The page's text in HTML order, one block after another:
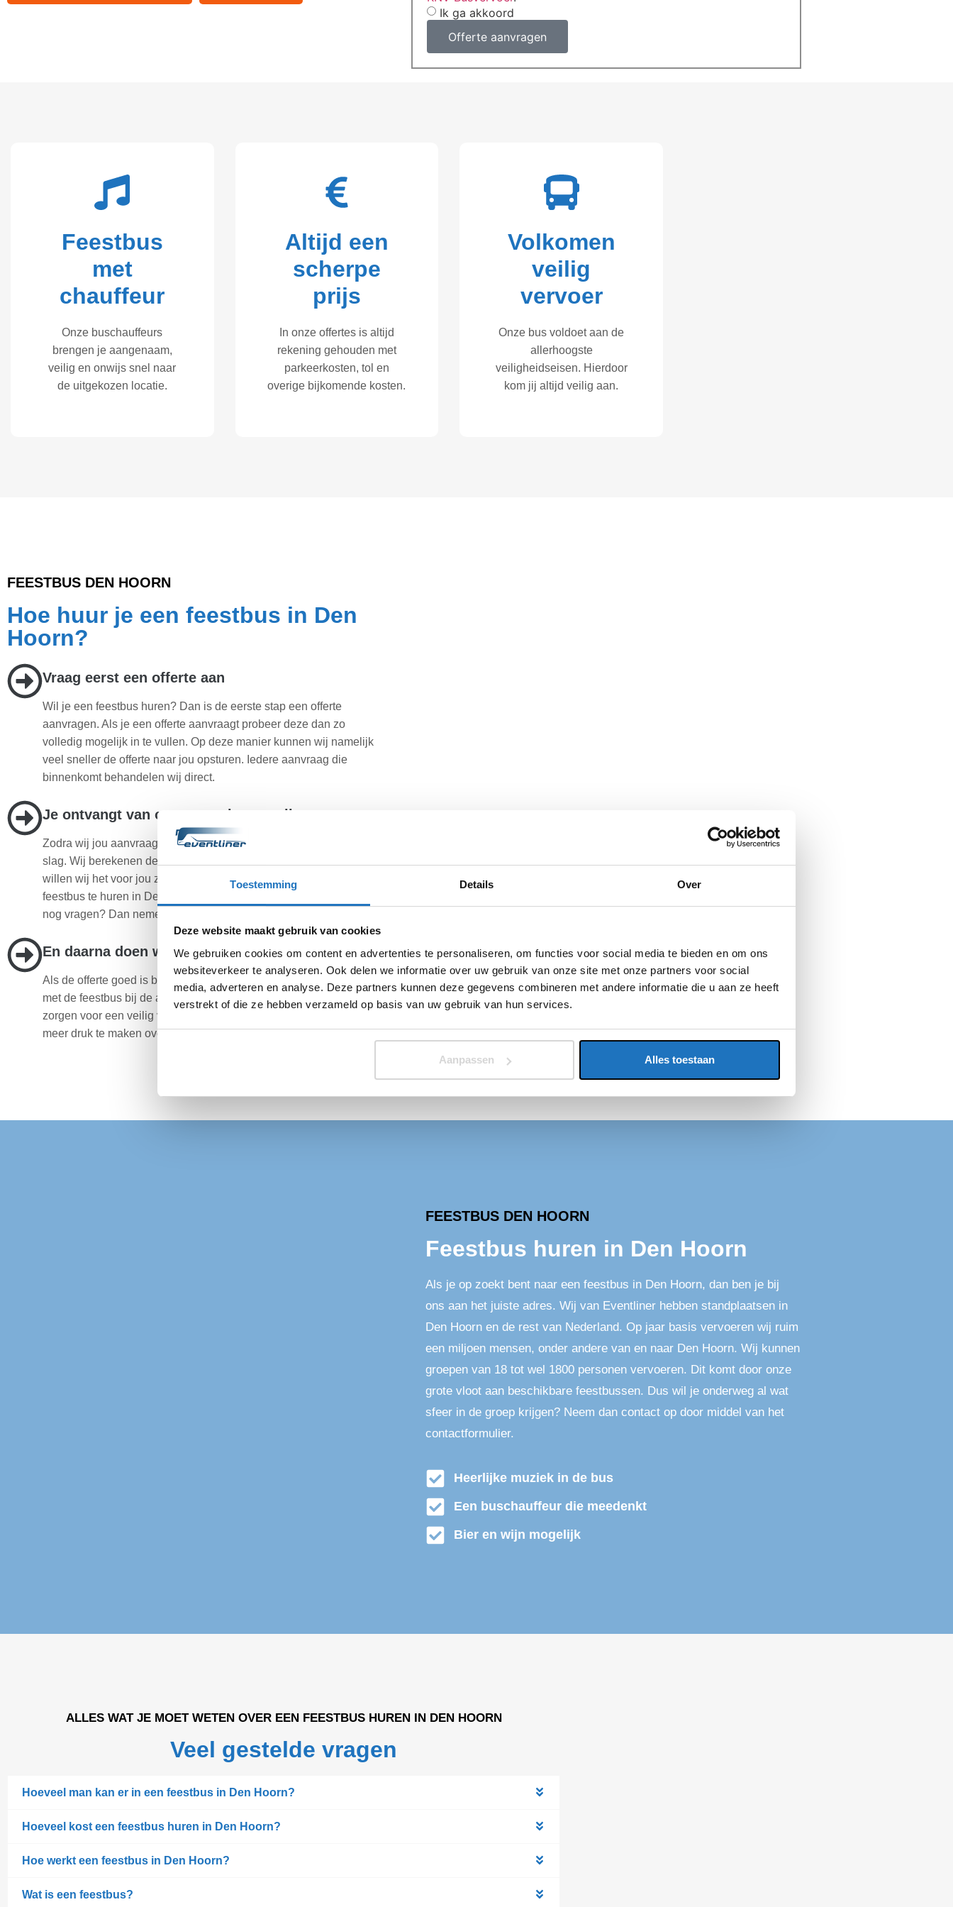
Toestemming Details Over
Deze website maakt gebruik van cookies
We gebruiken cookies om content en advertenties te personaliseren, om functies voor social media te bieden en om ons
websiteverkeer te analyseren. Ook delen we informatie over uw gebruik van onze site met onze partners voor social
media, adverteren en analyse. Deze partners kunnen deze gegevens combineren met andere informatie die u aan ze heeft
verstrekt of die ze hebben verzameld op basis van uw gebruik van hun services.
Aanpassen Alles toestaan
Ik ga akkoord
Offerte aanvragen
Feestbus
met
chauffeur
Onze buschauffeurs
brengen je aangenaam,
veilig en onwijs snel naar
de uitgekozen locatie.
Altijd een
scherpe
prijs
In onze offertes is altijd
rekening gehouden met
parkeerkosten, tol en
overige bijkomende kosten.
Volkomen
veilig
vervoer
Onze bus voldoet aan de
allerhoogste
veiligheidseisen. Hierdoor
kom jij altijd veilig aan.
FEESTBUS DEN HOORN
Hoe huur je een feestbus in Den
Hoorn?
Vraag eerst een offerte aan
Wil je een feestbus huren? Dan is de eerste stap een offerte
aanvragen. Als je een offerte aanvraagt probeer deze dan zo
volledig mogelijk in te vullen. Op deze manier kunnen wij namelijk
veel sneller de offerte naar jou opsturen. Iedere aanvraag die
binnenkomt behandelen wij direct.
Je ontvangt van ons een scherpe prijs
Zodra wij jou aanvraag hebben ontvangen gaan wij meteen aan de
slag. Wij berekenen de scherpste prijs voor jou. Op deze manier
willen wij het voor jou zo voordelig mogelijk maken om een
feestbus te huren in Den Hoorn. Heb je na ontvangst van de offerte
nog vragen? Dan nemen wij zo snel mogelijk contact met jou op!
En daarna doen wij de rest
Als de offerte goed is bevallen regelen wij de rest. Wij zijn op tijd
met de feestbus bij de afgesproken bestemming in Den Hoorn en
zorgen voor een veilig vervoer van A naar B. Je hoeft je dus niet
meer druk te maken over het vervoer en je kan van je dag genieten.
FEESTBUS DEN HOORN
Feestbus huren in Den Hoorn
Als je op zoekt bent naar een feestbus in Den Hoorn, dan ben je bij
ons aan het juiste adres. Wij van Eventliner hebben standplaatsen in
Den Hoorn en de rest van Nederland. Op jaar basis vervoeren wij ruim
een miljoen mensen, onder andere van en naar Den Hoorn. Wij kunnen
groepen van 18 tot wel 1800 personen vervoeren. Dit komt door onze
grote vloot aan beschikbare feestbussen. Dus wil je onderweg al wat
sfeer in de groep krijgen? Neem dan contact op door middel van het
contactformulier.
Heerlijke muziek in de bus
Een buschauffeur die meedenkt
Bier en wijn mogelijk
ALLES WAT JE MOET WETEN OVER EEN FEESTBUS HUREN IN DEN HOORN
Veel gestelde vragen
Hoeveel man kan er in een feestbus in Den Hoorn?
Hoeveel kost een feestbus huren in Den Hoorn?
Hoe werkt een feestbus in Den Hoorn?
Wat is een feestbus?